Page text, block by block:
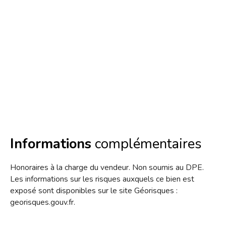
Informations complémentaires
Honoraires à la charge du vendeur. Non soumis au DPE.
Les informations sur les risques auxquels ce bien est
exposé sont disponibles sur le site Géorisques :
georisques.gouv.fr.